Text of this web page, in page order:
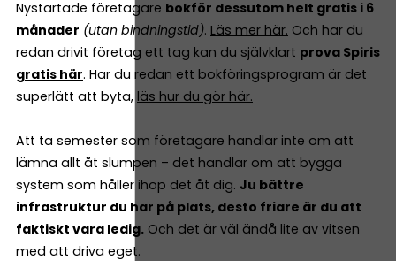
Nystartade företagare bokför dessutom helt gratis i 6
månader (utan bindningstid). Läs mer här. Och har du
redan drivit företag ett tag kan du självklart prova Spiris
gratis här. Har du redan ett bokföringsprogram är det
superlätt att byta, läs hur du gör här.
Att ta semester som företagare handlar inte om att
lämna allt åt slumpen – det handlar om att bygga
system som håller ihop det åt dig. Ju bättre
infrastruktur du har på plats, desto friare är du att
faktiskt vara ledig. Och det är väl ändå lite av vitsen
med att driva eget.